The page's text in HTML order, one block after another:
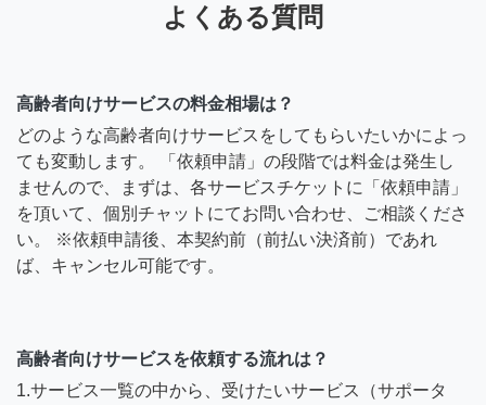
よくある質問
高齢者向けサービスの料金相場は？
どのような高齢者向けサービスをしてもらいたいかによっ
ても変動します。 「依頼申請」の段階では料金は発生し
ませんので、まずは、各サービスチケットに「依頼申請」
を頂いて、個別チャットにてお問い合わせ、ご相談くださ
い。 ※依頼申請後、本契約前（前払い決済前）であれ
ば、キャンセル可能です。
高齢者向けサービスを依頼する流れは？
1.サービス一覧の中から、受けたいサービス（サポータ